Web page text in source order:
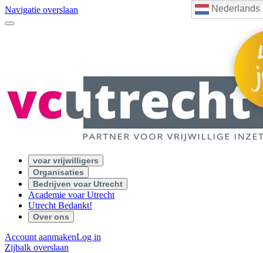
Nederlands
Navigatie overslaan
voar vrijwilligers
Organisaties
Bedrijven voar Utrecht
Academie voar Utrecht
Utrecht Bedankt!
Over ons
Account aanmakenLog in
Zijbalk overslaan